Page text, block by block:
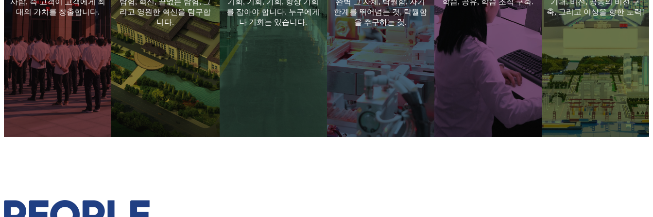
사람, 즉 고객이 고객에게 최
대의 가치를 창출합니다.
탐험, 혁신, 끝없는 탐험, 그
리고 영원한 혁신을 탐구합
니다.
기회, 기회, 기회, 항상 기회
를 잡아야 합니다. 누구에게
나 기회는 있습니다.
완벽 그 자체, 탁월함, 자기
한계를 뛰어넘는 것, 탁월함
을 추구하는 것.
학습, 공유, 학습 조직 구축.
기대, 비전, 공동의 비전 구
축, 그리고 이상을 향한 노력!